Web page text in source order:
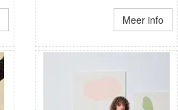
Meer info